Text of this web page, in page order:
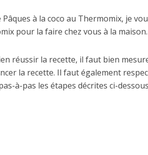
Pâques à la coco au Thermomix, je
pour la faire chez vous à la
réussir la recette, il faut bien
la recette. Il faut également
à-pas les étapes décrites ci-